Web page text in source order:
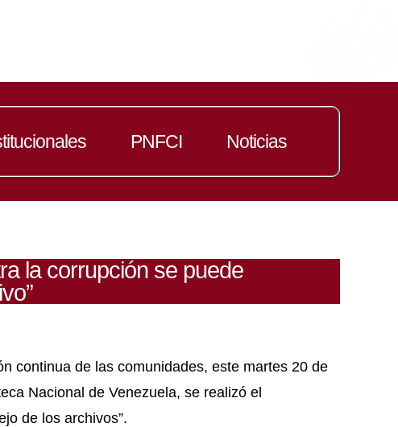
PNFCI Noticias
la corrupción se puede
continua de las comunidades, este martes 20 de
Nacional de Venezuela, se realizó el
de los archivos”.